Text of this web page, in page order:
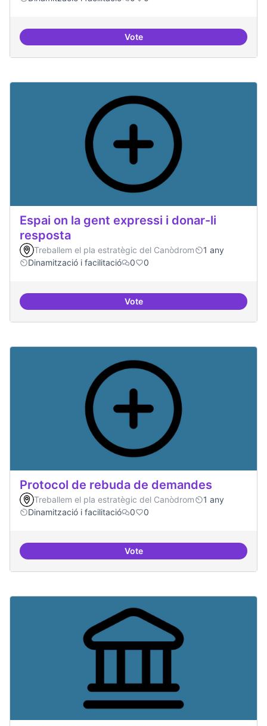
VoteTrobades democràtiques
Espai on la gent expressi i donar-li
resposta
Treballem el pla estratègic del Canòdrom
1 any
Dinamització i facilitació
0 0
VoteEspai on la gent expressi i
Protocol de rebuda de demandes
Treballem el pla estratègic del Canòdrom
1 any
Dinamització i facilitació
0 0
VoteProtocol de rebuda de demandes